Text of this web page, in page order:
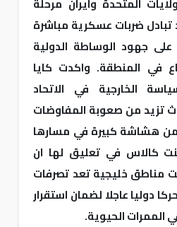
ضربات عسكرية مباشرة
على جهود الوساطة الدولية
في المنطقة. واكدت كايا
الخارجية في الاتحاد
تزيد من صعوبة المفاوضات
من هشاشة كبيرة في مسارها
كالاس في تعليق لها ان
مناطق خليجية تعد تصرفات
دوليا عاجلا لضمان استقرار
الممرات الحيوية.